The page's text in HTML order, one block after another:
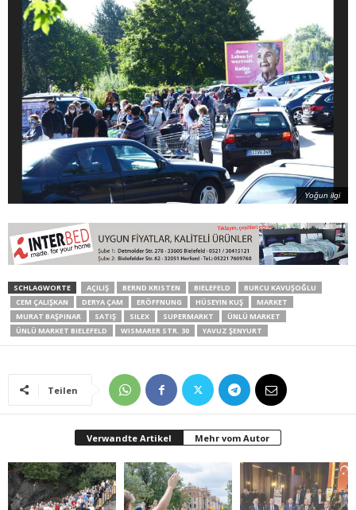
Yoğun ilgi
SCHLAGWORTE AÇILIŞ BERND KRISTEN BIELEFELD
BURCU KAVUŞOĞLU
CEM ÇALIŞKAN
DERYA ÇAM ERÖFFNUNG HÜSEYIN KUŞ
MARKET
MURAT BAŞPINAR
SATIŞ SILEX SUPERMARKT
ÜNLÜ MARKET
ÜNLÜ MARKET BIELEFELD
WISMARER STR. 30 YAVUZ ŞENYURT
Teilen
Verwandte Artikel Mehr vom Autor